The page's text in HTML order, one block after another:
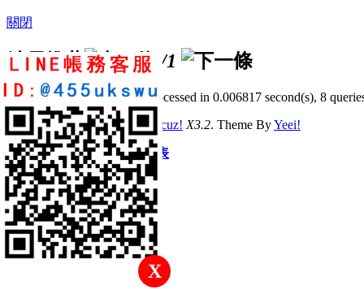
X
關閉
站長推薦 /1
GMT+8, 2026-8-6 07:34, Processed in 0.006817 second(s), 8
© 2001-2011 Powered byDiscuz! X3.2. Theme ByYeei!
快速回復 返回頂部 返回列表